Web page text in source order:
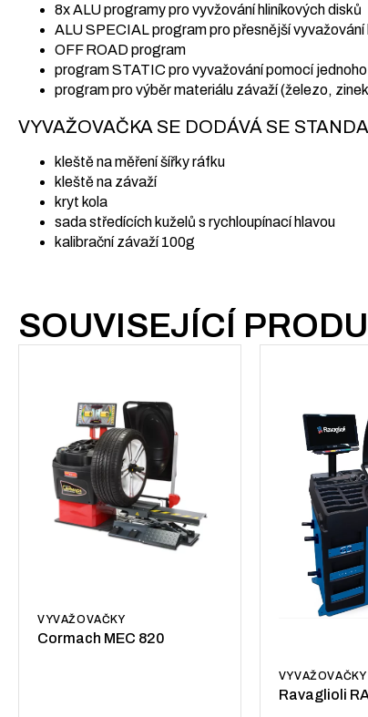
8x ALU programy pro vyvžování hliníkových disků
ALU SPECIAL program pro přesnější vyvažování
OFF ROAD program
program STATIC pro vyvažování pomocí
program pro výběr materiálu závaží (železo,
VYVAŽOVAČKA SE DODÁVÁ SE
kleště na měření šířky ráfku
kleště na závaží
kryt kola
sada středících kuželů s rychloupínací hlavou
kalibrační závaží 100g
SOUVISEJÍCÍ
VYVAŽOVAČKY
Cormach MEC 820
VYVAŽOVAČKY
Ravaglioli